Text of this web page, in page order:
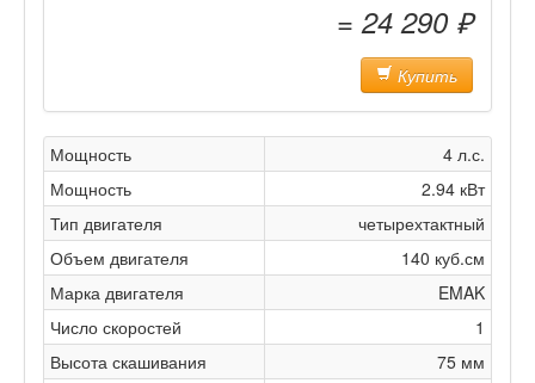
= 24 290 ₽
Купить
Мощность
4 л.с.
Мощность
2.94 кВт
Тип двигателя
четырехтактный
Объем двигателя
140 куб.см
Марка двигателя
EMAK
Число скоростей
1
Высота скашивания
75 мм